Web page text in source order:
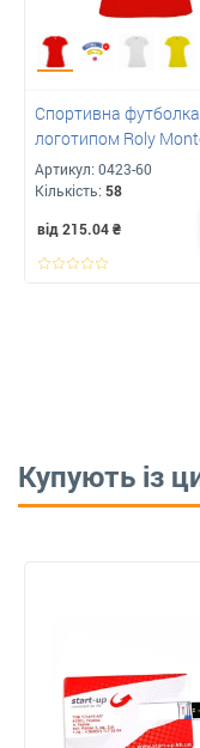
Спортивна
логотипом Roly
Woman
Артикул: 0423-60
Кількість: 58
від 215.04₴
Купують із